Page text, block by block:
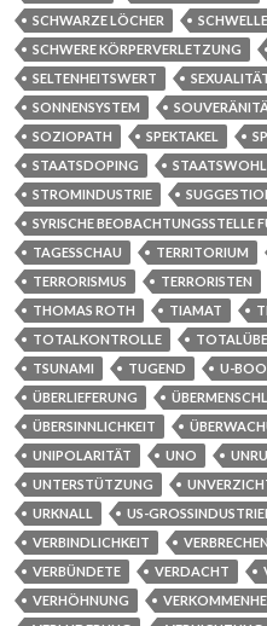
SCHWARZE LÖCHER
SCHWERE KÖRPERVERLETZUNG
SELTENHEITSWERT
SONNENSYSTEM
SOZIOPATH
SPEKTAKEL
STAATSDOPING
STAATSWOHL
STROMINDUSTRIE
SYRISCHE BEOBACHTUNGSSTELLE
TAGESSCHAU
TERRITORIUM
TERRORISMUS
TERRORISTEN
THOMAS ROTH
TIAMAT
TOTALKONTROLLE
TSUNAMI
TUGEND U-
ÜBERLIEFERUNG
ÜBERSINNLICHKEIT
UNIPOLARITÄT
UNO
UNTERSTÜTZUNG
URKNALL
US-
VERBINDLICHKEIT
VERBÜNDETE
VERDACHT
VERHÖHNUNG